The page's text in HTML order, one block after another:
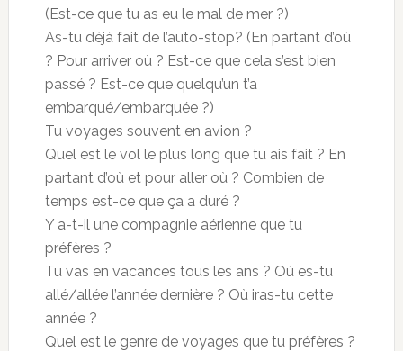
(Est-ce que tu as eu le mal de mer ?)
As-tu déjà fait de l’auto-stop? (En partant d’où
? Pour arriver où ? Est-ce que cela s’est bien
passé ? Est-ce que quelqu’un t’a
embarqué/embarquée ?)
Tu voyages souvent en avion ?
Quel est le vol le plus long que tu ais fait ? En
partant d’où et pour aller où ? Combien de
temps est-ce que ça a duré ?
Y a-t-il une compagnie aérienne que tu
préfères ?
Tu vas en vacances tous les ans ? Où es-tu
allé/allée l’année dernière ? Où iras-tu cette
année ?
Quel est le genre de voyages que tu préfères ?